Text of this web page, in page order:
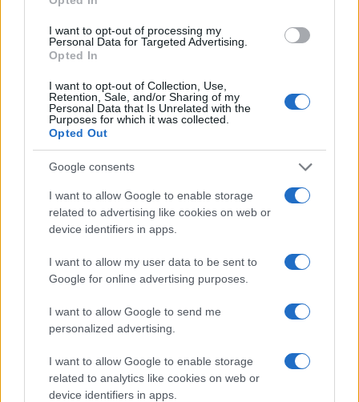
I want to opt-out of processing my
Personal Data for Targeted Advertising.
Opted In
I want to opt-out of Collection, Use,
Retention, Sale, and/or Sharing of my
Personal Data that Is Unrelated with the
Purposes for which it was collected.
Opted Out
Google consents
I want to allow Google to enable storage
related to advertising like cookies on web or
device identifiers in apps.
I want to allow my user data to be sent to
Google for online advertising purposes.
I want to allow Google to send me
personalized advertising.
I want to allow Google to enable storage
related to analytics like cookies on web or
device identifiers in apps.
decreto legge anti-Covid
5 anni fa
polizia prenestino ultime-notizie
terrore sul lungomare romano